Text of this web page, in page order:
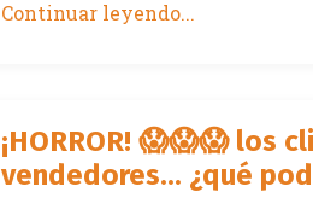
Continuar leyendo...
¡HORROR! 😱😱😱 los
vendedores... ¿qué